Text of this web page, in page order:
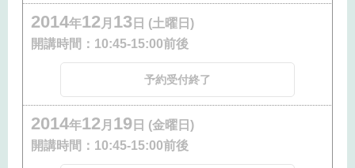
2014年12月 13 日 (土曜日)
開講時間： 10:45-15:00前後
予約受付終了
2014年12月 19 日 (金曜日)
開講時間： 10:45-15:00前後